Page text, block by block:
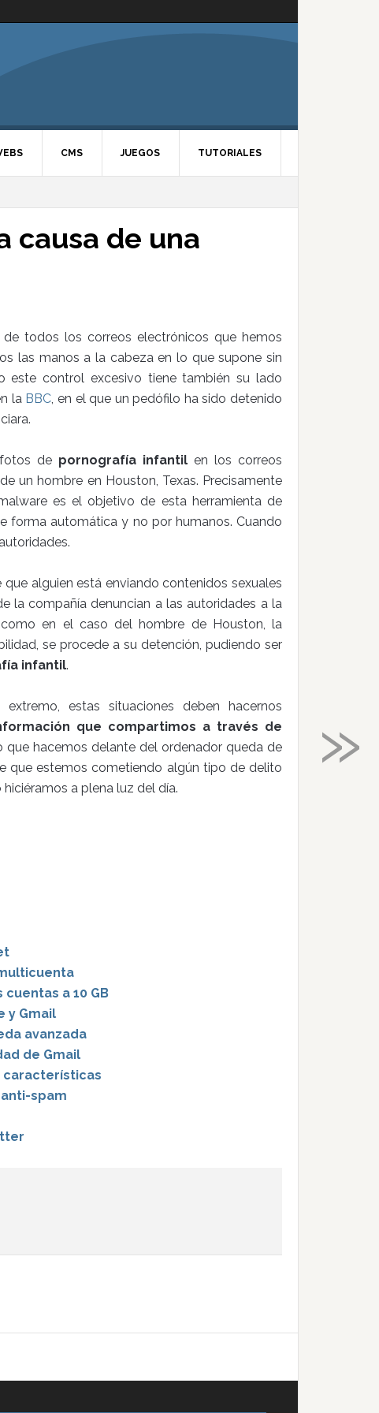
CMS JUEGOS TUTORIALES
causa de una
todos los correos electrónicos que hemos
las manos a la cabeza en lo que supone sin
este control excesivo tiene también su lado
la BBC, en el que un pedófilo ha sido detenido
de pornografía infantilen los correos
un hombre en Houston, Texas. Precisamente
es el objetivo de esta herramienta de
forma automática y no por humanos. Cuando
alguien está enviando contenidos sexuales
la compañía denuncian a las autoridades a la
en el caso del hombre de Houston, la
se procede a su detención, pudiendo ser
infantil.
estas situaciones deben hacernos
que compartimos a través de
hacemos delante del ordenador queda de
que estemos cometiendo algún tipo de delito
a plena luz del día.
a 10 GB
y Gmail
avanzada
de Gmail
características
spam
»